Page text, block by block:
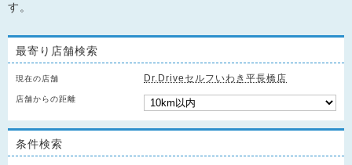
す。
最寄り店舗検索
現在の店舗 Dr.Driveセルフいわき平長橋店
店舗からの距離
条件検索